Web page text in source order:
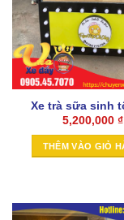
Xe trà sữa sinh
5,200,000 ₫
THÊM VÀO GIỎ